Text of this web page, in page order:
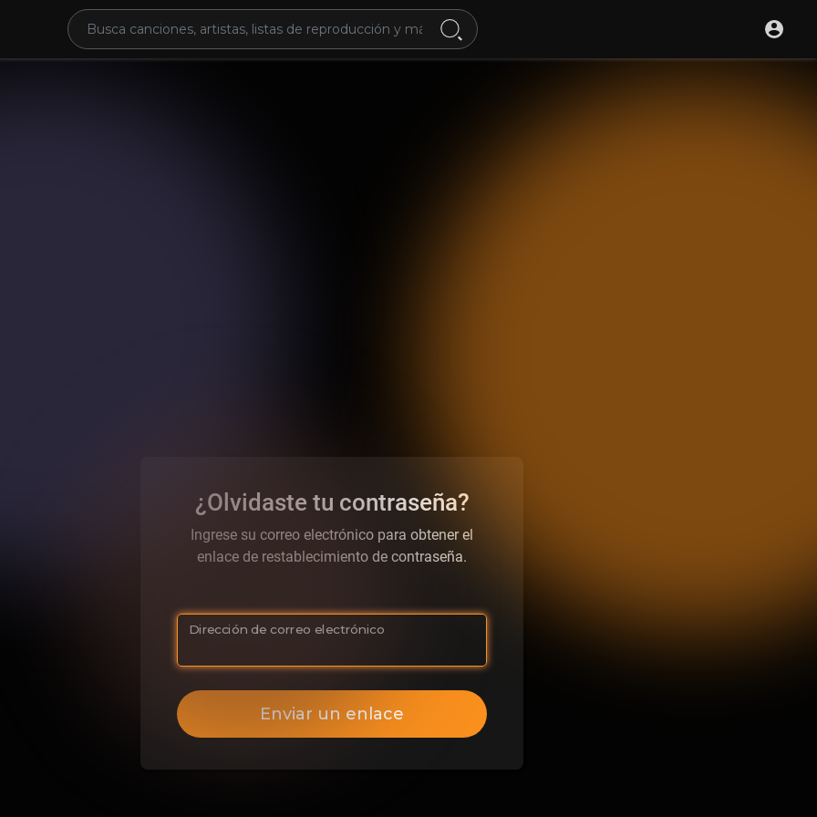
¿Olvidaste tu contraseña?
Ingrese su correo electrónico para obtener el
enlace de restablecimiento de contraseña.
Dirección de correo electrónico
Enviar un enlace